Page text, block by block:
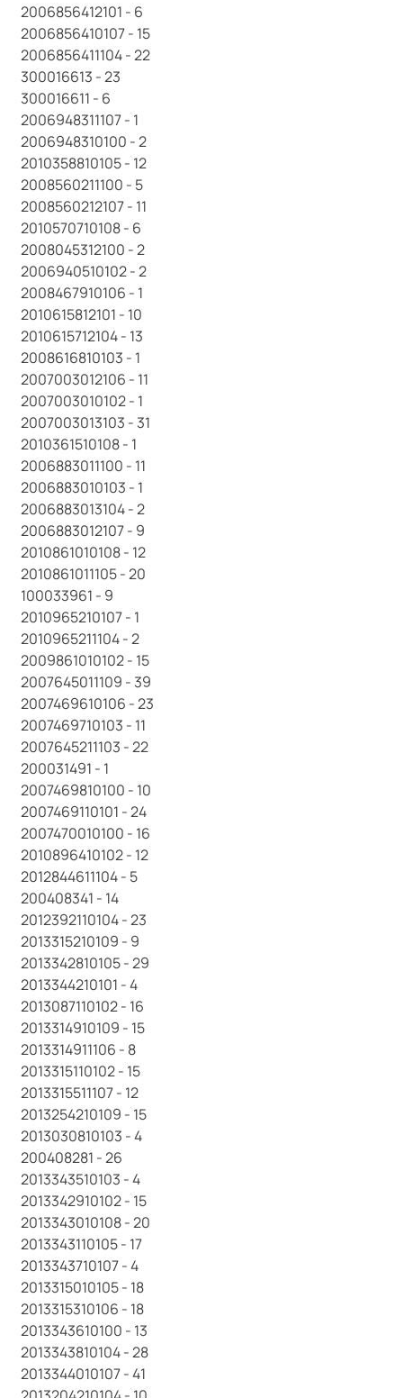
2006856412101 - 6
2006856410107 - 15
2006856411104 - 22
300016613 - 23
300016611 - 6
2006948311107 - 1
2006948310100 - 2
2010358810105 - 12
2008560211100 - 5
2008560212107 - 11
2010570710108 - 6
2008045312100 - 2
2006940510102 - 2
2008467910106 - 1
2010615812101 - 10
2010615712104 - 13
2008616810103 - 1
2007003012106 - 11
2007003010102 - 1
2007003013103 - 31
2010361510108 - 1
2006883011100 - 11
2006883010103 - 1
2006883013104 - 2
2006883012107 - 9
2010861010108 - 12
2010861011105 - 20
100033961 - 9
2010965210107 - 1
2010965211104 - 2
2009861010102 - 15
2007645011109 - 39
2007469610106 - 23
2007469710103 - 11
2007645211103 - 22
200031491 - 1
2007469810100 - 10
2007469110101 - 24
2007470010100 - 16
2010896410102 - 12
2012844611104 - 5
200408341 - 14
2012392110104 - 23
2013315210109 - 9
2013342810105 - 29
2013344210101 - 4
2013087110102 - 16
2013314910109 - 15
2013314911106 - 8
2013315110102 - 15
2013315511107 - 12
2013254210109 - 15
2013030810103 - 4
200408281 - 26
2013343510103 - 4
2013342910102 - 15
2013343010108 - 20
2013343110105 - 17
2013343710107 - 4
2013315010105 - 18
2013315310106 - 18
2013343610100 - 13
2013343810104 - 28
2013344010107 - 41